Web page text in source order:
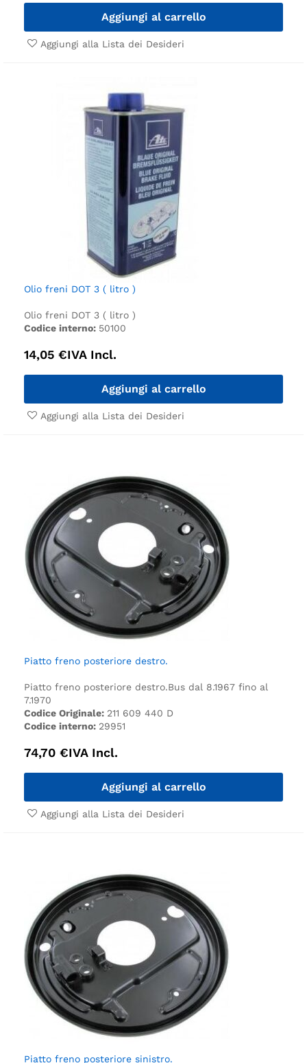
Aggiungi al carrello
Aggiungi alla Lista dei Desideri
Olio freni DOT 3 ( litro )
Olio freni DOT 3 ( litro )
Codice interno: 50100
14,05 €IVA Incl.
Aggiungi al carrello
Aggiungi alla Lista dei Desideri
Piatto freno posteriore destro.
Piatto freno posteriore destro.Bus dal 8.1967 fino al
7.1970
Codice Originale: 211 609 440 D
Codice interno: 29951
74,70 €IVA Incl.
Aggiungi al carrello
Aggiungi alla Lista dei Desideri
Piatto freno posteriore sinistro.